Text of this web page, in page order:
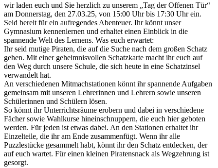
wir laden euch und Sie herzlich zu unserem „Tag der Offenen Tür“
am Donnerstag, den 27.03.25, von 15:00 Uhr bis 17:30 Uhr ein.
Seid bereit für ein aufregendes Abenteuer. Ihr könnt unser
Gymnasium kennenlernen und erhaltet einen Einblick in die
spannende Welt des Lernens. Was euch erwartet:
Ihr seid mutige Piraten, die auf die Suche nach dem großen Schatz
gehen. Mit einer geheimnisvollen Schatzkarte macht ihr euch auf
den Weg durch unsere Schule, die sich heute in eine Schatzinsel
verwandelt hat.
An verschiedenen Mitmachstationen könnt ihr spannende Aufgaben
gemeinsam mit unseren Lehrerinnen und Lehrern sowie unseren
Schülerinnen und Schülern lösen.
So könnt ihr Unterrichtsräume erobern und dabei in verschiedene
Fächer sowie Wahlkurse hineinschnuppern, die euch hier geboten
werden. Für jeden ist etwas dabei. An den Stationen erhaltet ihr
Einzelteile, die ihr am Ende zusammenfügt. Wenn ihr alle
Puzzlestücke gesammelt habt, könnt ihr den Schatz entdecken, der
auf euch wartet. Für einen kleinen Piratensnack als Wegzehrung ist
gesorgt.